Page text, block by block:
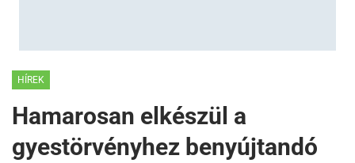
HÍREK
Hamarosan elkészül a
gyestörvényhez benyújtandó